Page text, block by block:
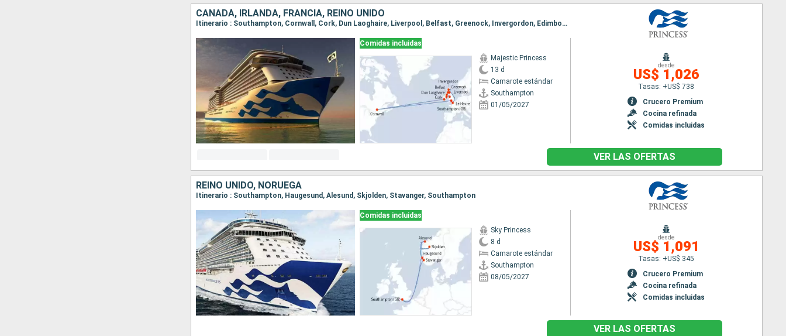
CANADÁ, IRLANDA, FRANCIA, REINO UNIDO
Itinerario : Southampton, Cornwall, Cork, Dun Laoghaire, Liverpool, Belfast, Greenock, Invergordon, Edimbourg, Le Havre, Southampton
Comidas incluidas
Majestic Princess
13 d
Camarote estándar
Southampton
01/05/2027
desde
US$ 1,026
Tasas: +US$ 738
Crucero Premium
Cocina refinada
Comidas incluidas
VER LAS OFERTAS
REINO UNIDO, NORUEGA
Itinerario : Southampton, Haugesund, Alesund, Skjolden, Stavanger, Southampton
Comidas incluidas
Sky Princess
8 d
Camarote estándar
Southampton
08/05/2027
desde
US$ 1,091
Tasas: +US$ 345
Crucero Premium
Cocina refinada
Comidas incluidas
VER LAS OFERTAS